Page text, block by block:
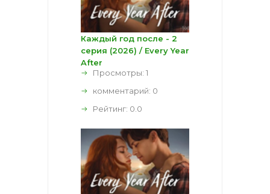
Каждый год после - 2
серия (2026) / Every Year
After
Просмотры: 1
комментарий: 0
Рейтинг: 0.0